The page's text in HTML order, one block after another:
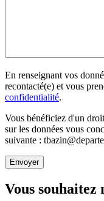
En renseignant vos
recontacté(e) et vous
confidentialité.
Vous bénéficiez d'un
sur les données vous
suivante :
Vous